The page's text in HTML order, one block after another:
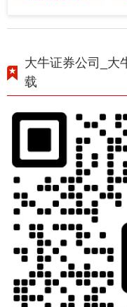
大牛证券公司_大
载